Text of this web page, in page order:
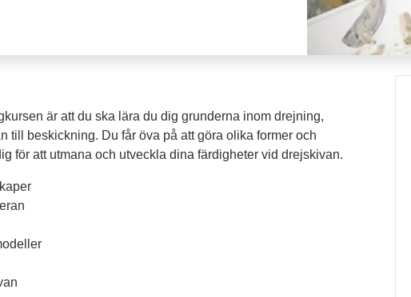
är att du ska lära du dig grunderna inom drejning,
till beskickning. Du får öva på att göra olika former och
för att utmana och utveckla dina färdigheter vid drejskivan.